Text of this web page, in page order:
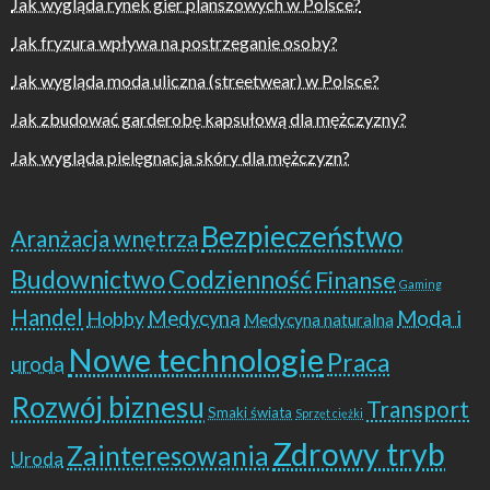
Jak fryzura wpływa na postrzeganie osoby?
Jak wygląda moda uliczna (streetwear) w Polsce?
Jak zbudować garderobę kapsułową dla mężczyzny?
Jak wygląda pielęgnacja skóry dla mężczyzn?
Aranżacja wnętrza Bezpieczeństwo
BudownictwoCodziennośćFinanse Gaming
Handel Hobby Medycyna Medycyna naturalna Moda i
uroda Nowe technologie Praca
Rozwój biznesu Smaki świata Sprzęt ciężki Transport
Uroda Zainteresowania Zdrowy tryb